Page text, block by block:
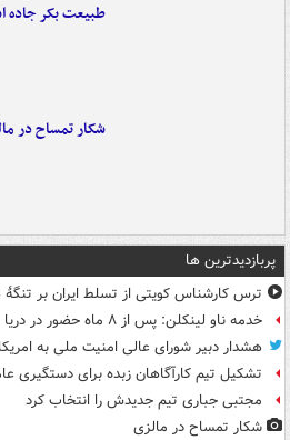
طبیعت بکر جاده
شکار تمساح در
پربازدیدترین ها
ترس کارشناس کویتی از تسلط ایران بر تنگۀ
خدمه ناو لینکلن: پس از ۸ ماه حضور در دریا خسته و درمانده‌ شدیم
هشدار دبیر شورای عالی امنیت ملی به
تشکیل تیم کارآگاهان زبده برای دستگیری
مجتبی جباری تیم جدیدش را انتخاب کرد
شکار تمساح در مالزی